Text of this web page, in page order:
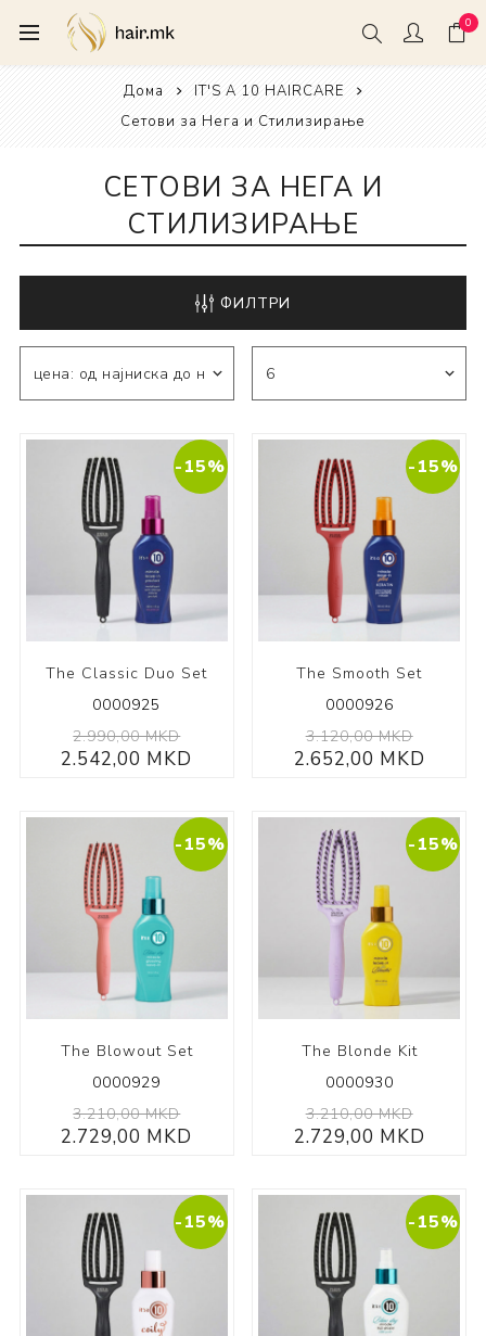
0
Дома
IT'S A 10 HAIRCARE
Сетови за Нега и Стилизирање
СЕТОВИ ЗА НЕГА И
СТИЛИЗИРАЊЕ
ФИЛТРИ
-15%
The Classic Duo Set
0000925
2.990,00 MKD
2.542,00 MKD
-15%
The Smooth Set
0000926
3.120,00 MKD
2.652,00 MKD
-15%
The Blowout Set
0000929
3.210,00 MKD
2.729,00 MKD
-15%
The Blonde Kit
0000930
3.210,00 MKD
2.729,00 MKD
-15% -15%